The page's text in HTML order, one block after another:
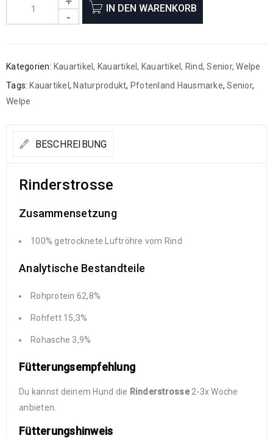
IN DEN WARENKORB
Kategorien: Kauartikel, Kauartikel, Kauartikel, Rind,Senior,Welpe
Tags: Kauartikel , Naturprodukt, Pfotenland Hausmarke,Senior,
Welpe
BESCHREIBUNG
Rinderstrosse
Zusammensetzung
100% getrocknete Luftröhre vom Rind
Analytische Bestandteile
Rohprotein 62,8%
Rohfett 15,3%
Rohasche 3,9%
Fütterungsempfehlung
Du kannst deinem Hund die Rinderstrosse2-3x Woche
anbieten.
Fütterungshinweis